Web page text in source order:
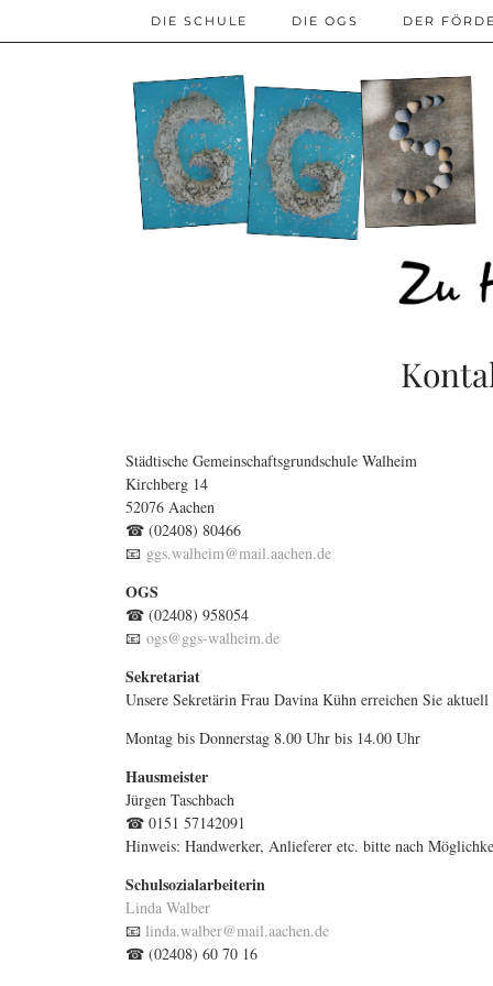
DIE SCHULE DIE OGS DER
Städtische Gemeinschaftsgrundschule Walheim
Kirchberg 14
52076 Aachen
☎ (02408) 80466
📧 ggs.walheim@mail.aachen.de
OGS
☎ (02408) 958054
📧 ogs@ggs-walheim.de
Sekretariat
Unsere Sekretärin Frau Davina Kühn erreichen Sie
Montag bis Donnerstag 8.00 Uhr bis 14.00 Uhr
Hausmeister
Jürgen Taschbach
☎ 0151 57142091
Hinweis: Handwerker, Anlieferer etc. bitte nach
Schulsozialarbeiterin
Linda Walber
📧 linda.walber@mail.aachen.de
☎ (02408) 60 70 16